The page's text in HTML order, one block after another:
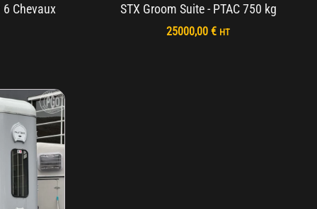
6 Chevaux STX Groom Suite - PTAC 750 kg
25000,00 € HT